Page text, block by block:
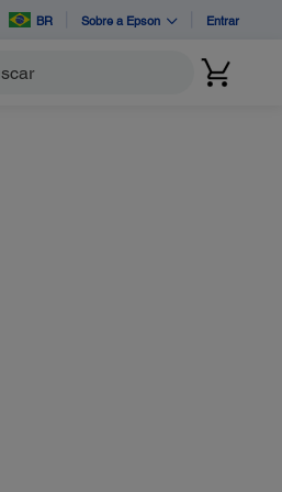
BR Sobre a Epson Entrar